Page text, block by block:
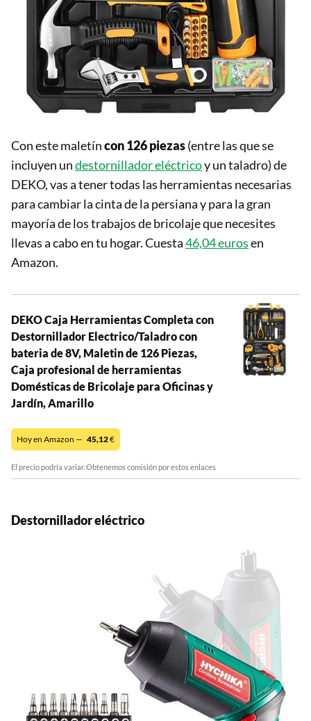
Con este maletíncon 126 piezas(entre las que se
incluyen undestornillador eléctricoy un taladro) de
DEKO, vas a tener todas las herramientas necesarias
para cambiar la cinta de la persiana y para la gran
mayoría de los trabajos de bricolaje que necesites
llevas a cabo en tu hogar. Cuesta46,04 eurosen
Amazon.
DEKO Caja Herramientas Completa con
Destornillador Electrico/Taladro con
bateria de 8V, Maletin de 126 Piezas,
Caja profesional de herramientas
Domésticas de Bricolaje para Oficinas y
Jardín, Amarillo
Hoy en Amazon — 45,12€
El precio podría variar. Obtenemos comisión por estos enlaces
Destornillador eléctrico